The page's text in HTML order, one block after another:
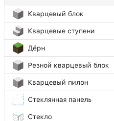
Кварцевый блок
Кварцевые ступени
Дёрн
Резной кварцевый блок
Кварцевый пилон
Стеклянная панель
Стекло